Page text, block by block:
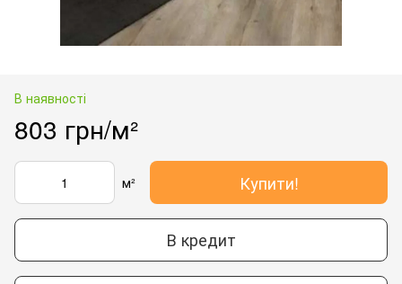
В наявності
803 грн/м²
м² Купити!
В кредит